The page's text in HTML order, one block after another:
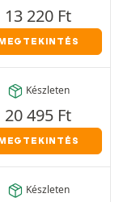
13 220 Ft
Készleten
20 495 Ft
Készleten